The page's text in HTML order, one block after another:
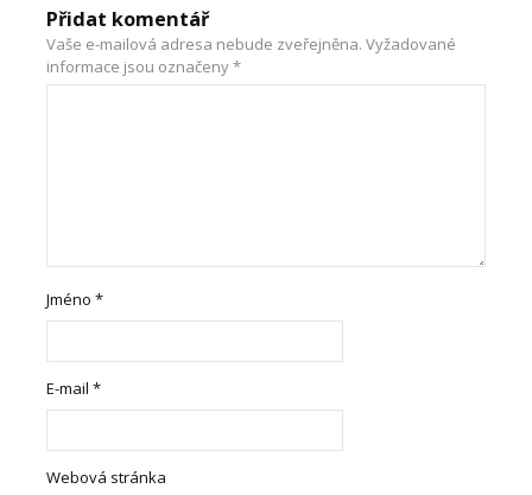
Přidat komentář
Vaše e-mailová adresa nebude zveřejněna. Vyžadované
informace jsou označeny*
Jméno*
E-mail*
Webová stránka